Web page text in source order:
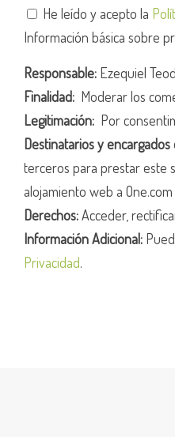
He leído y acepto la
Información básica sobre
Responsable: Ezequiel
Finalidad: Moderar los
Legitimación: Por
Destinatarios y
terceros para prestar este
alojamiento web a
Derechos:Acceder,
Información Adicional:
Privacidad.